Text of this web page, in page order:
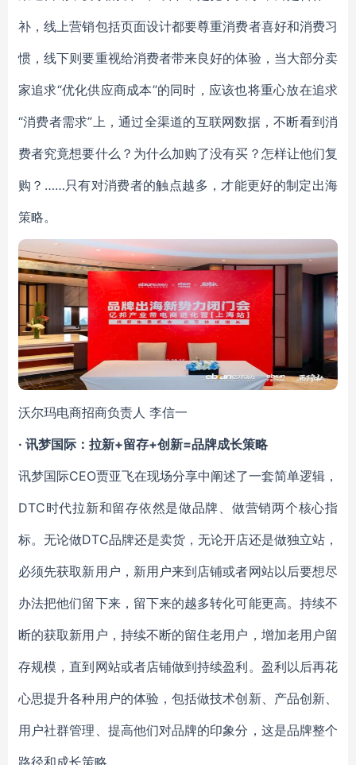
补，线上营销包括页面设计都要尊重消费者喜好和消费习
惯，线下则要重视给消费者带来良好的体验，当大部分卖
家追求“优化供应商成本”的同时，应该也将重心放在追求
“消费者需求”上，通过全渠道的互联网数据，不断看到消
费者究竟想要什么？为什么加购了没有买？怎样让他们复
购？……只有对消费者的触点越多，才能更好的制定出海
策略。
沃尔玛电商招商负责人 李信一
· 讯梦国际：拉新+留存+创新=品牌成长策略
讯梦国际CEO贾亚飞在现场分享中阐述了一套简单逻辑，
DTC时代拉新和留存依然是做品牌、做营销两个核心指
标。无论做DTC品牌还是卖货，无论开店还是做独立站，
必须先获取新用户，新用户来到店铺或者网站以后要想尽
办法把他们留下来，留下来的越多转化可能更高。持续不
断的获取新用户，持续不断的留住老用户，增加老用户留
存规模，直到网站或者店铺做到持续盈利。盈利以后再花
心思提升各种用户的体验，包括做技术创新、产品创新、
用户社群管理、提高他们对品牌的印象分，这是品牌整个
路径和成长策略。